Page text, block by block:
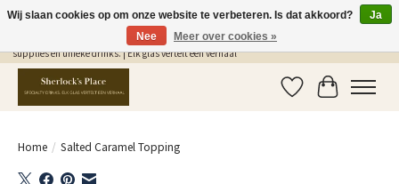
Gratis Verzending in NL vanaf €75,- | Sherlocks Place: dé plek voor MONIN siropen, bar
supplies en unieke drinks. | Elk glas vertelt een verhaal
Verlanglijst
Home / Salted Caramel Topping
Wij slaan cookies op om onze website te verbeteren. Is dat akkoord?
Ja
Nee
Meer over cookies »